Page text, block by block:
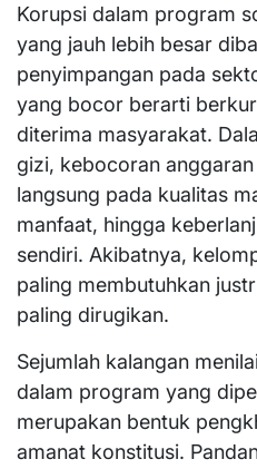
Korupsi dalam program
yang jauh lebih besar
penyimpangan pada
yang bocor berarti
diterima masyarakat.
gizi, kebocoran
langsung pada kualitas
manfaat, hingga
sendiri. Akibatnya,
paling membutuhkan
paling dirugikan.
Sejumlah kalangan
dalam program yang
merupakan bentuk
amanat konstitusi.